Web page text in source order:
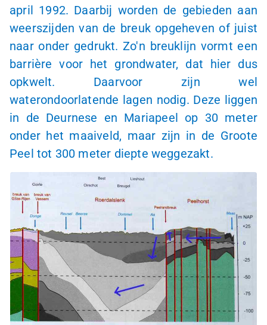
april 1992. Daarbij worden de gebieden aan
weerszijden van de breuk opgeheven of juist
naar onder gedrukt. Zo'n breuklijn vormt een
barrière voor het grondwater, dat hier dus
opkwelt. Daarvoor zijn wel
waterondoorlatende lagen nodig. Deze liggen
in de Deurnese en Mariapeel op 30 meter
onder het maaiveld, maar zijn in de Groote
Peel tot 300 meter diepte weggezakt.